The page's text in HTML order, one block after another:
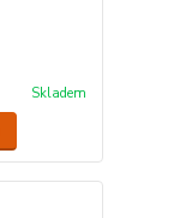
Skladem